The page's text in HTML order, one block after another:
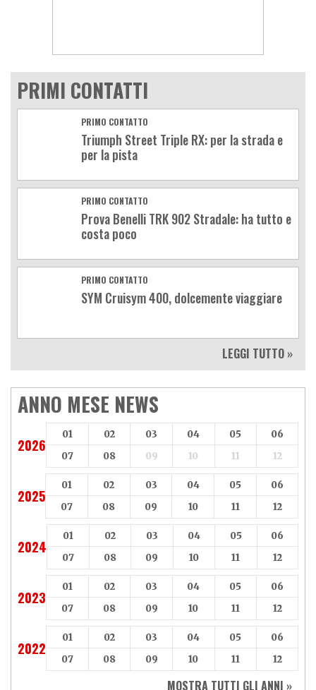
PRIMI CONTATTI
PRIMO CONTATTO
Triumph Street Triple RX: per la strada e
per la pista
PRIMO CONTATTO
Prova Benelli TRK 902 Stradale: ha tutto e
costa poco
PRIMO CONTATTO
SYM Cruisym 400, dolcemente viaggiare
LEGGI TUTTO »
ANNO MESE NEWS
2026
01 02 03 04 05
06
07
08 09 10 11 12
2025
01 02 03 04 05
06
07
08 09 10 11 12
2024
01 02 03 04 05
06
07
08 09 10 11 12
2023
01 02 03 04 05
06
07
08 09 10 11 12
2022
01 02 03 04 05
06
07
08 09 10 11 12
MOSTRA TUTTI GLI ANNI »